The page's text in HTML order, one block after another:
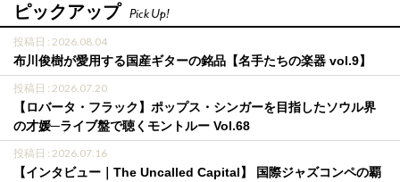
ピックアップ Pick Up!
投稿日 : 2026.08.04
布川俊樹が愛用する国産ギターの銘品【名手たちの楽器 vol.9】
投稿日 : 2026.07.20
【ロバータ・フラック】ポップス・シンガーを目指したソウル界
の才媛─ライブ盤で聴くモントルー Vol.68
投稿日 : 2026.07.16
【インタビュー｜The Uncalled Capital】 国際ジャズコンペの覇